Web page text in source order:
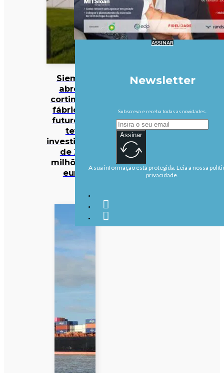
Siemens
abre as
cortinas da
fábrica do
futuro que
teve
investimento
de 200
milhões de
euros
ASSINAR
Newsletter
Subscreva e receba todas as novidades.
Assinar
A sua informação está protegida. Leia a nossa
privacidade.